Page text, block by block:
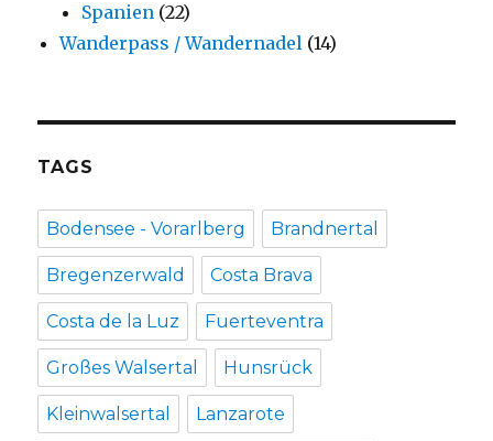
Spanien (22)
Wanderpass / Wandernadel (14)
TAGS
Bodensee - Vorarlberg Brandnertal
Bregenzerwald Costa Brava
Costa de la Luz Fuerteventra
Großes Walsertal Hunsrück
Kleinwalsertal Lanzarote